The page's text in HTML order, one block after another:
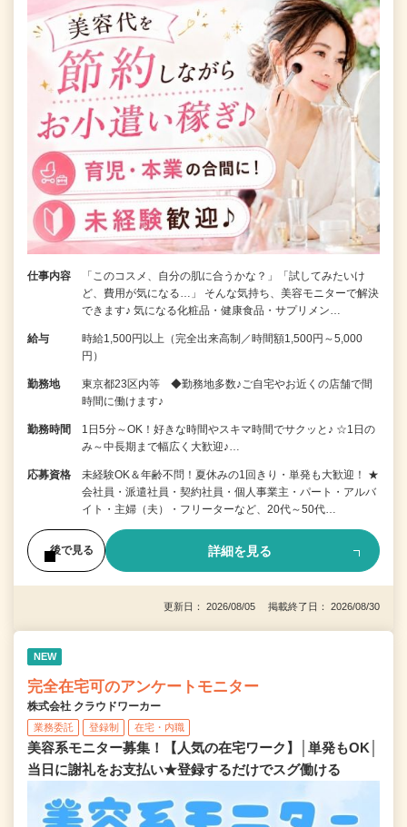
仕事内容
「このコスメ、自分の肌に合うかな？」「試してみたいけ
ど、費用が気になる…」 そんな気持ち、美容モニターで解決
できます♪ 気になる化粧品・健康食品・サプリメン…
給与
時給1,500円以上（完全出来高制／時間額1,500円～5,000
円）
勤務地
東京都23区内等 ◆勤務地多数♪ご自宅やお近くの店舗で間
時間に働けます♪
勤務時間
1日5分～OK！好きな時間やスキマ時間でサクッと♪ ☆1日の
み～中長期まで幅広く大歓迎♪…
応募資格
未経験OK＆年齢不問！夏休みの1回きり・単発も大歓迎！ ★
会社員・派遣社員・契約社員・個人事業主・パート・アルバ
イト・主婦（夫）・フリーターなど、20代～50代…
後で見る 詳細を見る
更新日： 2026/08/05 掲載終了日： 2026/08/30
NEW
完全在宅可のアンケートモニター
株式会社 クラウドワーカー
業務委託 登録制 在宅・内職
美容系モニター募集！【人気の在宅ワーク】│単発もOK│
当日に謝礼をお支払い★登録するだけでスグ働ける